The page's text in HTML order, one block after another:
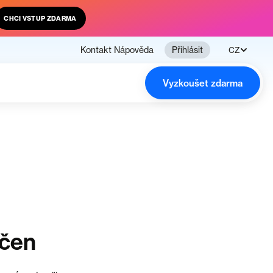
CHCI VSTUP ZDARMA
Kontakt Nápověda Přihlásit CZ
Vyzkoušet zdarma